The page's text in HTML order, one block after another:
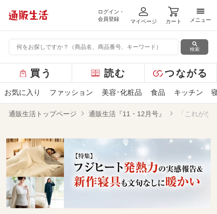
ログイン・
会員登録
マイページ カート
メニ
メニュー
検索
ー
バ
ュ
買う 読む つながる
お気に入り ファッション 美容･化粧品 食品 キッチン
通販生活トップページ 通販生活『11・12月号』 「これがな